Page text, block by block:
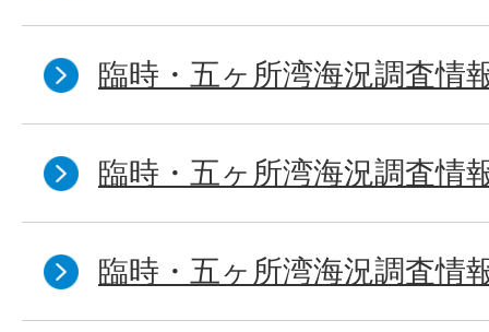
臨時・五ヶ所湾海況調査情
臨時・五ヶ所湾海況調査情
臨時・五ヶ所湾海況調査情